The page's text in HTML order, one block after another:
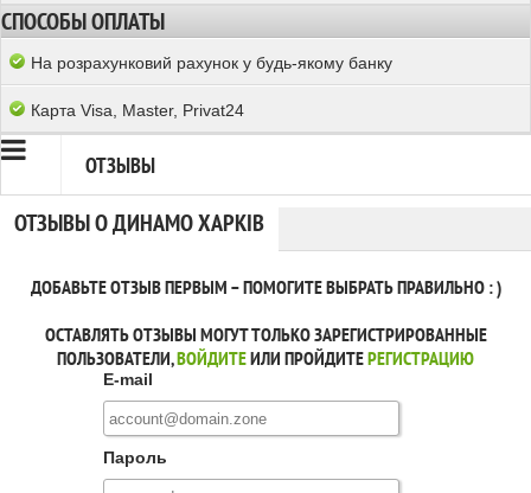
СПОСОБЫ ОПЛАТЫ
На розрахунковий рахунок у будь-якому банку
Карта Visa, Master, Privat24
ОТЗЫВЫ
ОТЗЫВЫ О ДИНАМО ХАРКІВ
ДОБАВЬТЕ ОТЗЫВ ПЕРВЫМ – ПОМОГИТЕ ВЫБРАТЬ ПРАВИЛЬНО : )
ОСТАВЛЯТЬ ОТЗЫВЫ МОГУТ ТОЛЬКО ЗАРЕГИСТРИРОВАННЫЕ
ПОЛЬЗОВАТЕЛИ,ВОЙДИТЕИЛИ ПРОЙДИТЕРЕГИСТРАЦИЮ
E-mail
Пароль